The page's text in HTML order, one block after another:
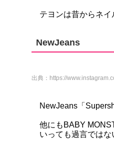
テヨンは昔からネ
NewJeans
出典： https://
NewJeans「
他にもBABY
いっても過言ではな